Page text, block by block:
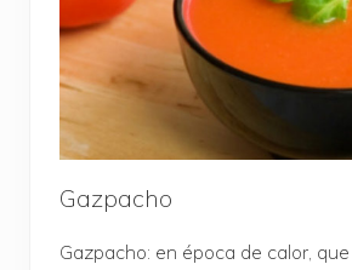
Gazpacho
Gazpacho: en época de calor,